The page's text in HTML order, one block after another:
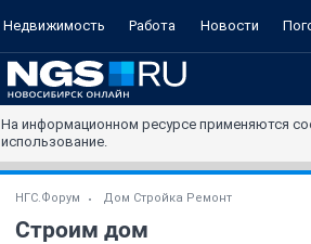
Недвижимость Работа Новости
На информационном ресурсе применяются
использование.
НГС.Форум Дом Стройка Ремонт
Строим дом